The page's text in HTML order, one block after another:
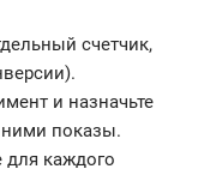
счетчик,
и назначьте
показы.
для каждого